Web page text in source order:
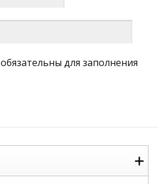
для заполнения